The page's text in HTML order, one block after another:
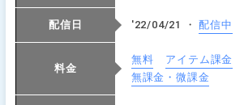
配信日 '22/04/21 ・配信中
料金
無料 アイテム課金
無課金・微課金